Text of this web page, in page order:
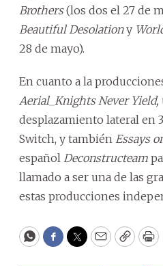
Brothers(los dos el 27 de
Beautiful Desolationy
28 de mayo).
En cuanto a la
Aerial_Knights Never Yield,
desplazamiento lateral en
Switch, y también Essays
español Deconstructeam
llamado a ser una de las
estas producciones
WhatsApp
Facebook
Twitter
EmailCopy